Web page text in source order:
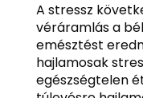
A stressz
véráramlás a
emésztést
hajlamosak
egészségtelen